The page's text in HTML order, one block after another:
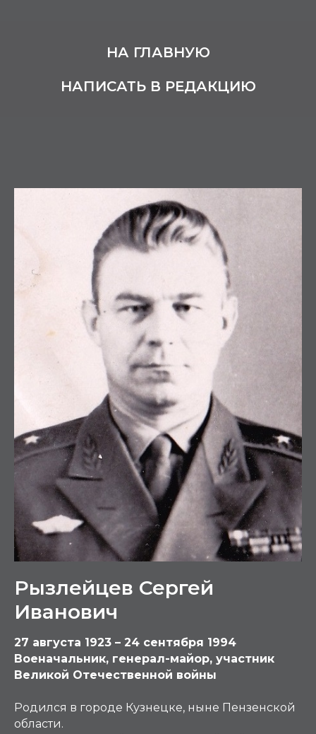
НА ГЛАВНУЮ
НАПИСАТЬ В РЕДАКЦИЮ
Рызлейцев Сергей
Иванович
27 августа 1923 – 24 сентября 1994
Военачальник, генерал-майор, участник
Великой Отечественной войны
Родился в городе Кузнецке, ныне Пензенской
области.